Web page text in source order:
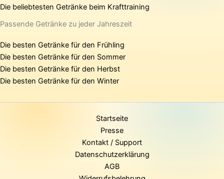
Die beliebtesten Getränke beim Krafttraining
Passende Getränke zu jeder Jahreszeit
Die besten Getränke für den Frühling
Die besten Getränke für den Sommer
Die besten Getränke für den Herbst
Die besten Getränke für den Winter
Startseite
Presse
Kontakt / Support
Datenschutzerklärung
AGB